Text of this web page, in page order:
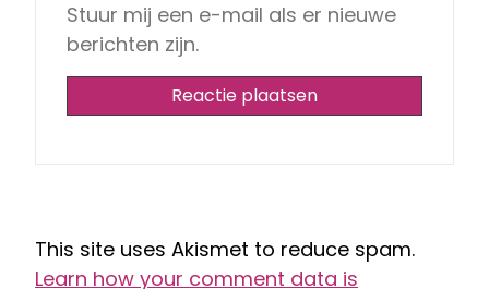
Stuur mij een e-mail als er nieuwe
berichten zijn.
This site uses Akismet to reduce spam.
Learn how your comment data is